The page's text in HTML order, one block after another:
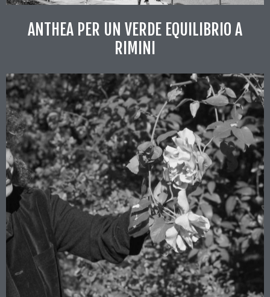
ANTHEA PER UN VERDE EQUILIBRIO A
RIMINI